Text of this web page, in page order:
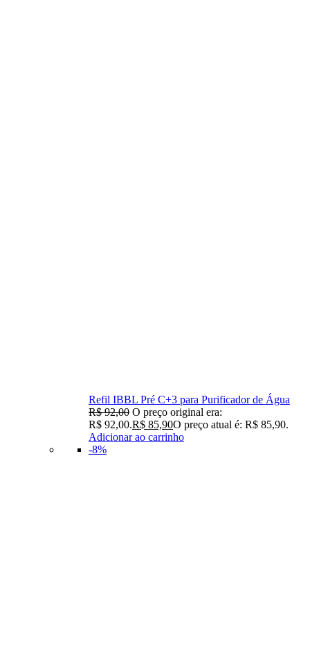
Refil IBBL Pré C+3 para Purificador de Água
R$92,00 O preço original era:
R$ 92,00.R$ 85,90O preço atual é: R$ 85,90.
Adicionar ao carrinho
-8%